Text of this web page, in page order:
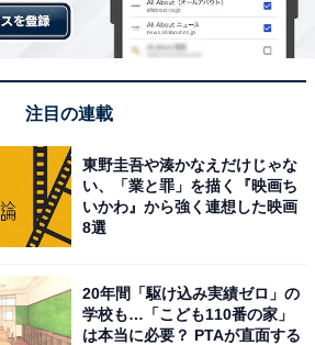
注目の連載
東野圭吾や湊かなえだけじゃな
い、「業と罪」を描く『映画ち
いかわ』から強く連想した映画
8選
20年間「駆け込み実績ゼロ」の
学校も…「こども110番の家」
は本当に必要？ PTAが直面する